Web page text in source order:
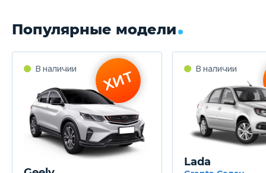
Популярные модели
Lada